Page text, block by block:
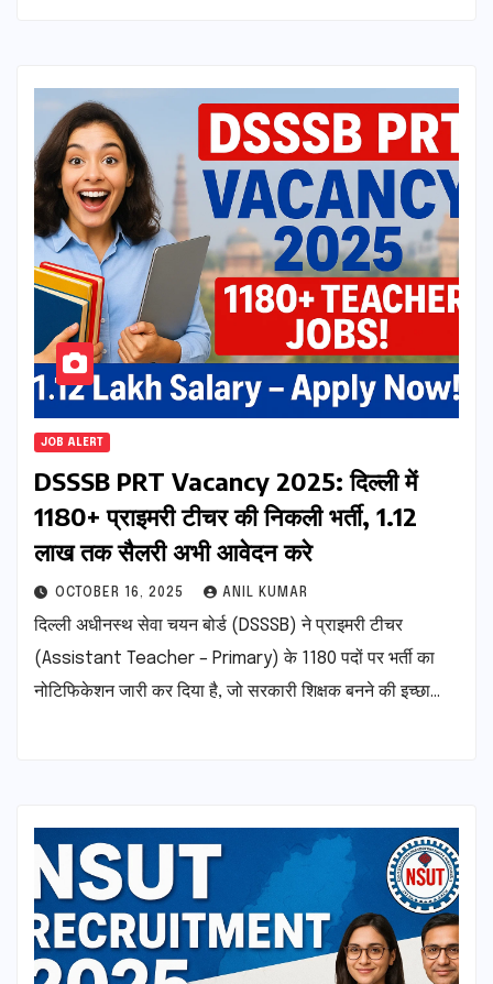
JOB ALERT
DSSSB PRT Vacancy 2025: दिल्ली में
1180+ प्राइमरी टीचर की निकली भर्ती, 1.12
लाख तक सैलरी अभी आवेदन करे
OCTOBER 16, 2025 ANIL KUMAR
दिल्ली अधीनस्थ सेवा चयन बोर्ड (DSSSB) ने प्राइमरी टीचर
(Assistant Teacher – Primary) के 1180 पदों पर भर्ती का
नोटिफिकेशन जारी कर दिया है, जो सरकारी शिक्षक बनने की इच्छा…